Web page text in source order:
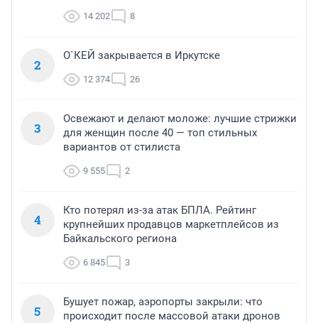
14 202 8
2
О`КЕЙ закрывается в Иркутске
12 374 26
3
Освежают и делают моложе: лучшие стрижки
для женщин после 40 — топ стильных
вариантов от стилиста
9 555 2
4
Кто потерял из-за атак БПЛА. Рейтинг
крупнейших продавцов маркетплейсов из
Байкальского региона
6 845 3
5
Бушует пожар, аэропорты закрыли: что
происходит после массовой атаки дронов